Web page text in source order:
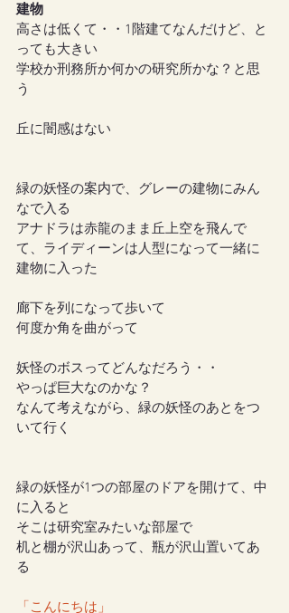
建物
高さは低くて・・1階建てなんだけど、と
っても大きい
学校か刑務所か何かの研究所かな？と思
う
丘に闇感はない
緑の妖怪の案内で、グレーの建物にみん
なで入る
アナドラは赤龍のまま丘上空を飛んで
て、ライディーンは人型になって一緒に
建物に入った
廊下を列になって歩いて
何度か角を曲がって
妖怪のボスってどんなだろう・・
やっぱ巨大なのかな？
なんて考えながら、緑の妖怪のあとをつ
いて行く
緑の妖怪が1つの部屋のドアを開けて、中
に入ると
そこは研究室みたいな部屋で
机と棚が沢山あって、瓶が沢山置いてあ
る
「こんにちは」